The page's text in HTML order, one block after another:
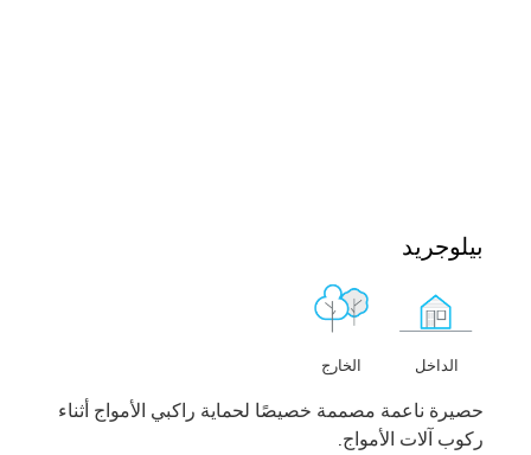
بيلوجريد
الداخل الخارج
حصيرة ناعمة مصممة خصيصًا لحماية راكبي الأمواج أثناء
ركوب آلات الأمواج.